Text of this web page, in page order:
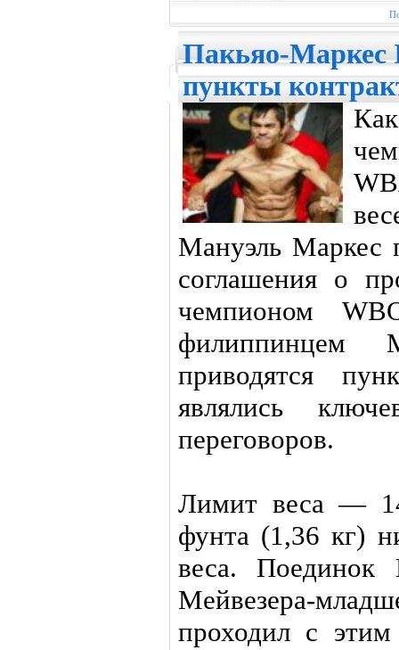
Пакьяо-
пункты
Мануэль Маркес
соглашения о
чемпионом
филиппинцем
приводятся
являлись
переговоров.
Лимит веса —
фунта (1,36 кг)
веса. Поединок
Мейвезера-
проходил с